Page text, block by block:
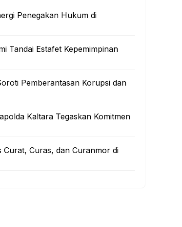
Penegakan Hukum di
Tandai Estafet Kepemimpinan
Pemberantasan Korupsi dan
Kaltara Tegaskan Komitmen
Curat, Curas, dan Curanmor di